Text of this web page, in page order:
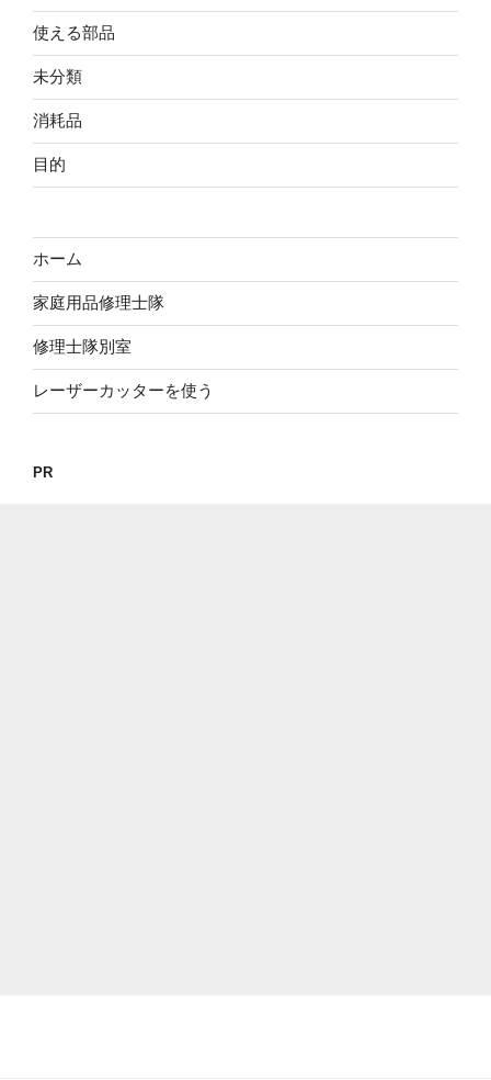
使える部品
未分類
消耗品
目的
ホーム
家庭用品修理士隊
修理士隊別室
レーザーカッターを使う
PR